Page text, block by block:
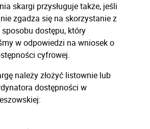
skargi przysługuje także, jeśli
zgadza się na skorzystanie z
dostępu, który
w odpowiedzi na wniosek o
cyfrowej.
należy złożyć listownie lub
dostępności w